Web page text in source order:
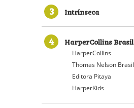
3 Intrínseca
4 HarperCollins Brasil
HarperCollins
Thomas Nelson Brasil
Editora Pitaya
HarperKids